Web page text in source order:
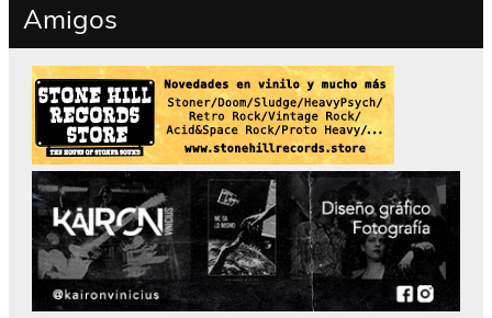
Amigos